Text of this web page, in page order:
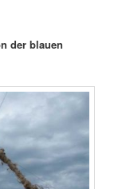
der blauen